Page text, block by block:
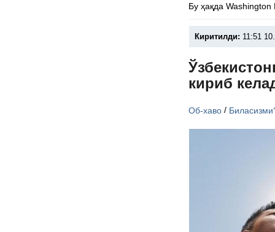
Бу ҳақда
Киритилди: 11:51
кириб
Об-хаво /